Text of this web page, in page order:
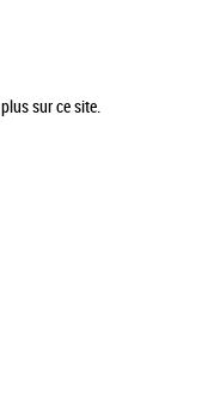
sur ce site.